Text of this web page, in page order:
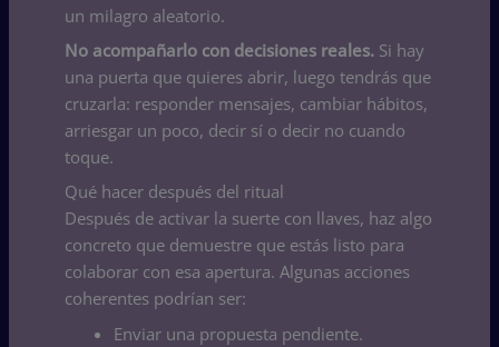
un milagro aleatorio.
No acompañarlo con decisiones reales.Si hay
una puerta que quieres abrir, luego tendrás que
cruzarla: responder mensajes, cambiar hábitos,
arriesgar un poco, decir sí o decir no cuando
toque.
Qué hacer después del ritual
Después de activar la suerte con llaves, haz algo
concreto que demuestre que estás listo para
colaborar con esa apertura. Algunas acciones
coherentes podrían ser:
Enviar una propuesta pendiente.